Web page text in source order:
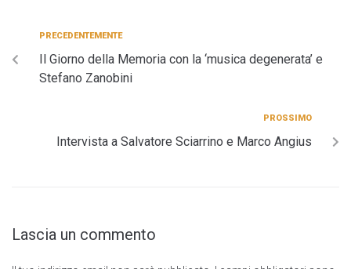
PRECEDENTEMENTE
Il Giorno della Memoria con la ‘musica degenerata’ e
Stefano Zanobini
PROSSIMO
Intervista a Salvatore Sciarrino e Marco Angius
Lascia un commento